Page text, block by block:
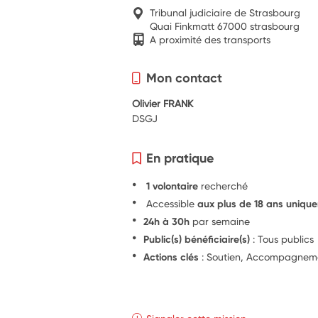
Tribunal judiciaire de Strasbourg
Quai Finkmatt 67000 strasbourg
A proximité des transports
Mon contact
Olivier FRANK
DSGJ
En pratique
1 volontaire recherché
Accessibleaux plus de 18 ans
24h à 30h par semaine
Public(s) bénéficiaire(s) : Tous publics
Actions clés : Soutien,